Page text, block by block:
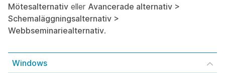
Mötesalternativ eller Avancerade alternativ >
Schemaläggningsalternativ >
Webbseminariealternativ.
Windows